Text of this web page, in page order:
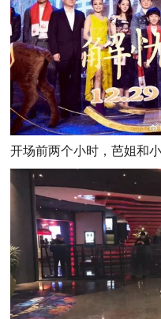
开场前两个小时，芭姐和